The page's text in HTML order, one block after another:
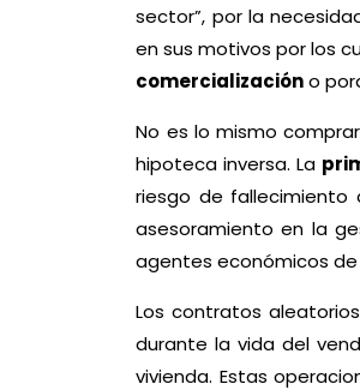
sector”, por la
en sus motivos por los
comercializacióno
No es lo mismo
hipoteca inversa. La
riesgo de fallecimiento
asesoramiento en la
agentes económicos de
Los contratos
durante la vida del
vivienda. Estas